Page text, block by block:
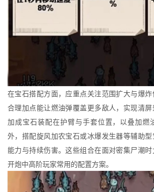
在宝石搭配方面，应重点关注范围扩大与爆炸
合理加点能让燃油弹覆盖更多敌人，实现清
加成宝石装配在护臂与手套位置，以叠加燃
外，搭配旋风加农宝石或冰爆发生器等辅助
能力与持续伤害。这些组合在面对密集尸潮
开炮中高阶玩家常用的配置方案。